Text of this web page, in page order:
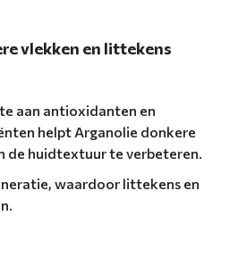
vlekken en littekens
aan antioxidanten en
helpt Arganolie donkere
de huidtextuur te verbeteren.
waardoor littekens en